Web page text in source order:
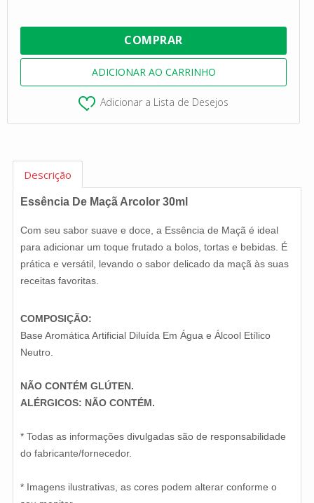
Adicionar a Lista de Desejos
Descrição
Essência De Maçã Arcolor 30ml
Com seu sabor suave e doce, a Essência de Maçã é ideal
para adicionar um toque frutado a bolos, tortas e bebidas. É
prática e versátil, levando o sabor delicado da maçã às suas
receitas favoritas.
COMPOSIÇÃO:
Base Aromática Artificial Diluída Em Água e Álcool Etílico
Neutro.
NÃO CONTÉM GLÚTEN.
ALÉRGICOS: NÃO CONTÉM.
* Todas as informações divulgadas são de responsabilidade
do fabricante/fornecedor.
* Imagens ilustrativas, as cores podem alterar conforme o